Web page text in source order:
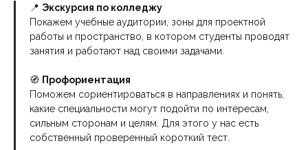
📍 Экскурсия по колледжу
Покажем учебные аудитории, зоны для проектной
работы и пространство, в котором студенты проводят
занятия и работают над своими задачами.
🧭 Профориентация
Поможем сориентироваться в направлениях и понять,
какие специальности могут подойти по интересам,
сильным сторонам и целям. Для этого у нас есть
собственный проверенный короткий тест.